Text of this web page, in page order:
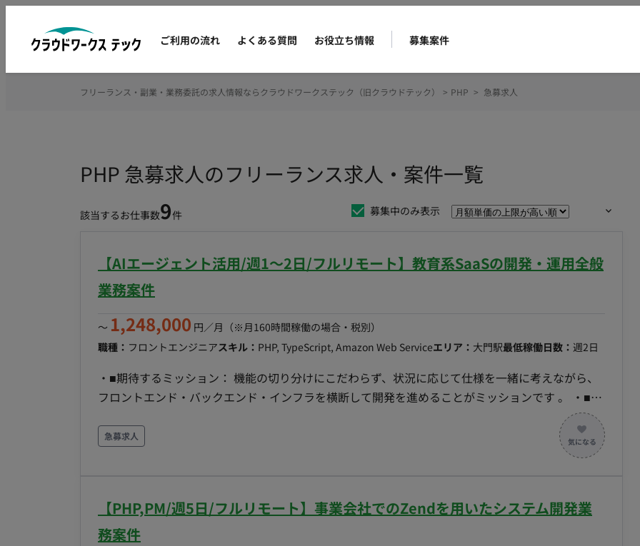
ご利用の流れ よくある質問 お役立ち情報 募集案件
PHP 急募求人のフリーランス求人・案件一覧
該当するお仕事数9件 募集中のみ表示
【AIエージェント活用/週1〜2日/フルリモート】教育系SaaSの開発・運用全般
業務案件
〜 1,248,000 円／月 （※月160時間稼働の場合・税別）
職種： フロントエンジニアスキル： PHP, TypeScript, Amazon Web Serviceエリア： 大門駅最低稼働日数： 週2日
・■期待するミッション： 機能の切り分けにこだわらず、状況に応じて仕様を一緒に考えながら、
フロントエンド・バックエンド・インフラを横断して開発を進めることがミッションです 。 ・■業
務内容・担当工程： 【要件定義・設計・実装・テスト・保守運用】 ・教育系SaaSのフロントエン
ドおよびバックエンドの開発 ・AWSを用いたインフラ環境の構築および運用 ・仕様検討や「なぜ
Next.js ・DB：PostgreSQL ・インフラ：AWS, CDK ・■働き方： ・稼働量：月40〜60時間（週1〜
2日程度） ・リモート稼働：フルリモート可能 ・フレックス稼働：可能（基本的に自由。夜間や休
急募求人
【PHP,PM/週5日/フルリモート】事業会社でのZendを用いたシステム開発業
務案件
フリーランス・副業・業務委託の求人情報ならクラウドワークステック（旧クラウドテック） > PHP > 急募求人